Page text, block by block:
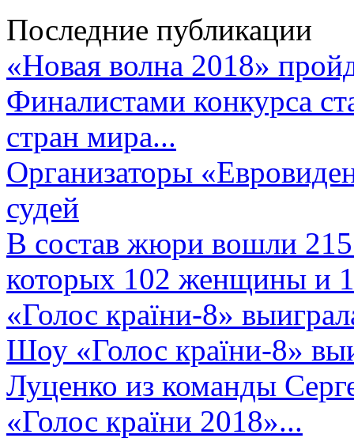
Последние публикации
«Новая волна 2018»
Финалистами конкурса
стран мира...
Организаторы
судей
В состав жюри вошли 215
которых 102 женщины и
«Голос країни-8»
Шоу «Голос країни-8»
Луценко из команды
«Голос країни 2018»...